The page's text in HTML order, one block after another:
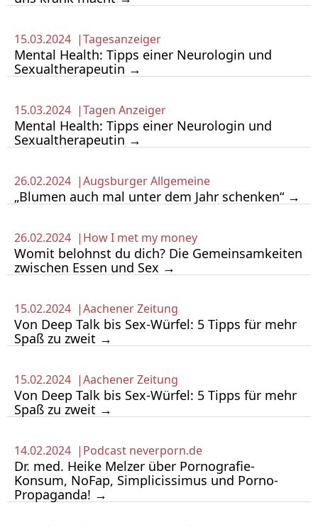
15.03.2024 |Tagesanzeiger
Mental Health: Tipps einer Neurologin und
Sexualtherapeutin →
15.03.2024 |Tagen Anzeiger
Mental Health: Tipps einer Neurologin und
Sexualtherapeutin →
26.02.2024 |Augsburger Allgemeine
„Blumen auch mal unter dem Jahr schenken“ →
26.02.2024 | How I met my money
Womit belohnst du dich? Die Gemeinsamkeiten
zwischen Essen und Sex →
15.02.2024 |Aachener Zeitung
Von Deep Talk bis Sex-Würfel: 5 Tipps für mehr
Spaß zu zweit →
15.02.2024 |Aachener Zeitung
Von Deep Talk bis Sex-Würfel: 5 Tipps für mehr
Spaß zu zweit →
14.02.2024 | Podcast neverporn.de
Dr. med. Heike Melzer über Pornografie-
Konsum, NoFap, Simplicissimus und Porno-
Propaganda! →